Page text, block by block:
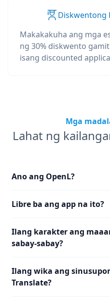
Diskwentong
Makakakuha ang mga
ng 30% diskwento
isang discounted
Mga
Lahat ng
Ano ang OpenL?
Libre ba ang app na ito?
Ilang karakter ang
sabay-sabay?
Ilang wika ang
Translate?